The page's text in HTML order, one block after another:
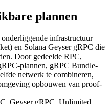
plannen
infrastructuur
en Solana Geyser gRPC die
Door gedeelde RPC,
plannen, gRPC Bundle-
netwerk te combineren,
opbouwen van proof-